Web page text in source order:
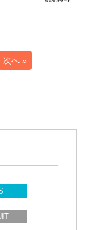
次へ »